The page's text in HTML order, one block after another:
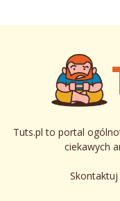
Tuts.pl to portal
ciekawych
Skontaktuj